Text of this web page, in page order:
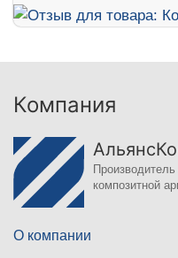
Компания
композитной
О компании